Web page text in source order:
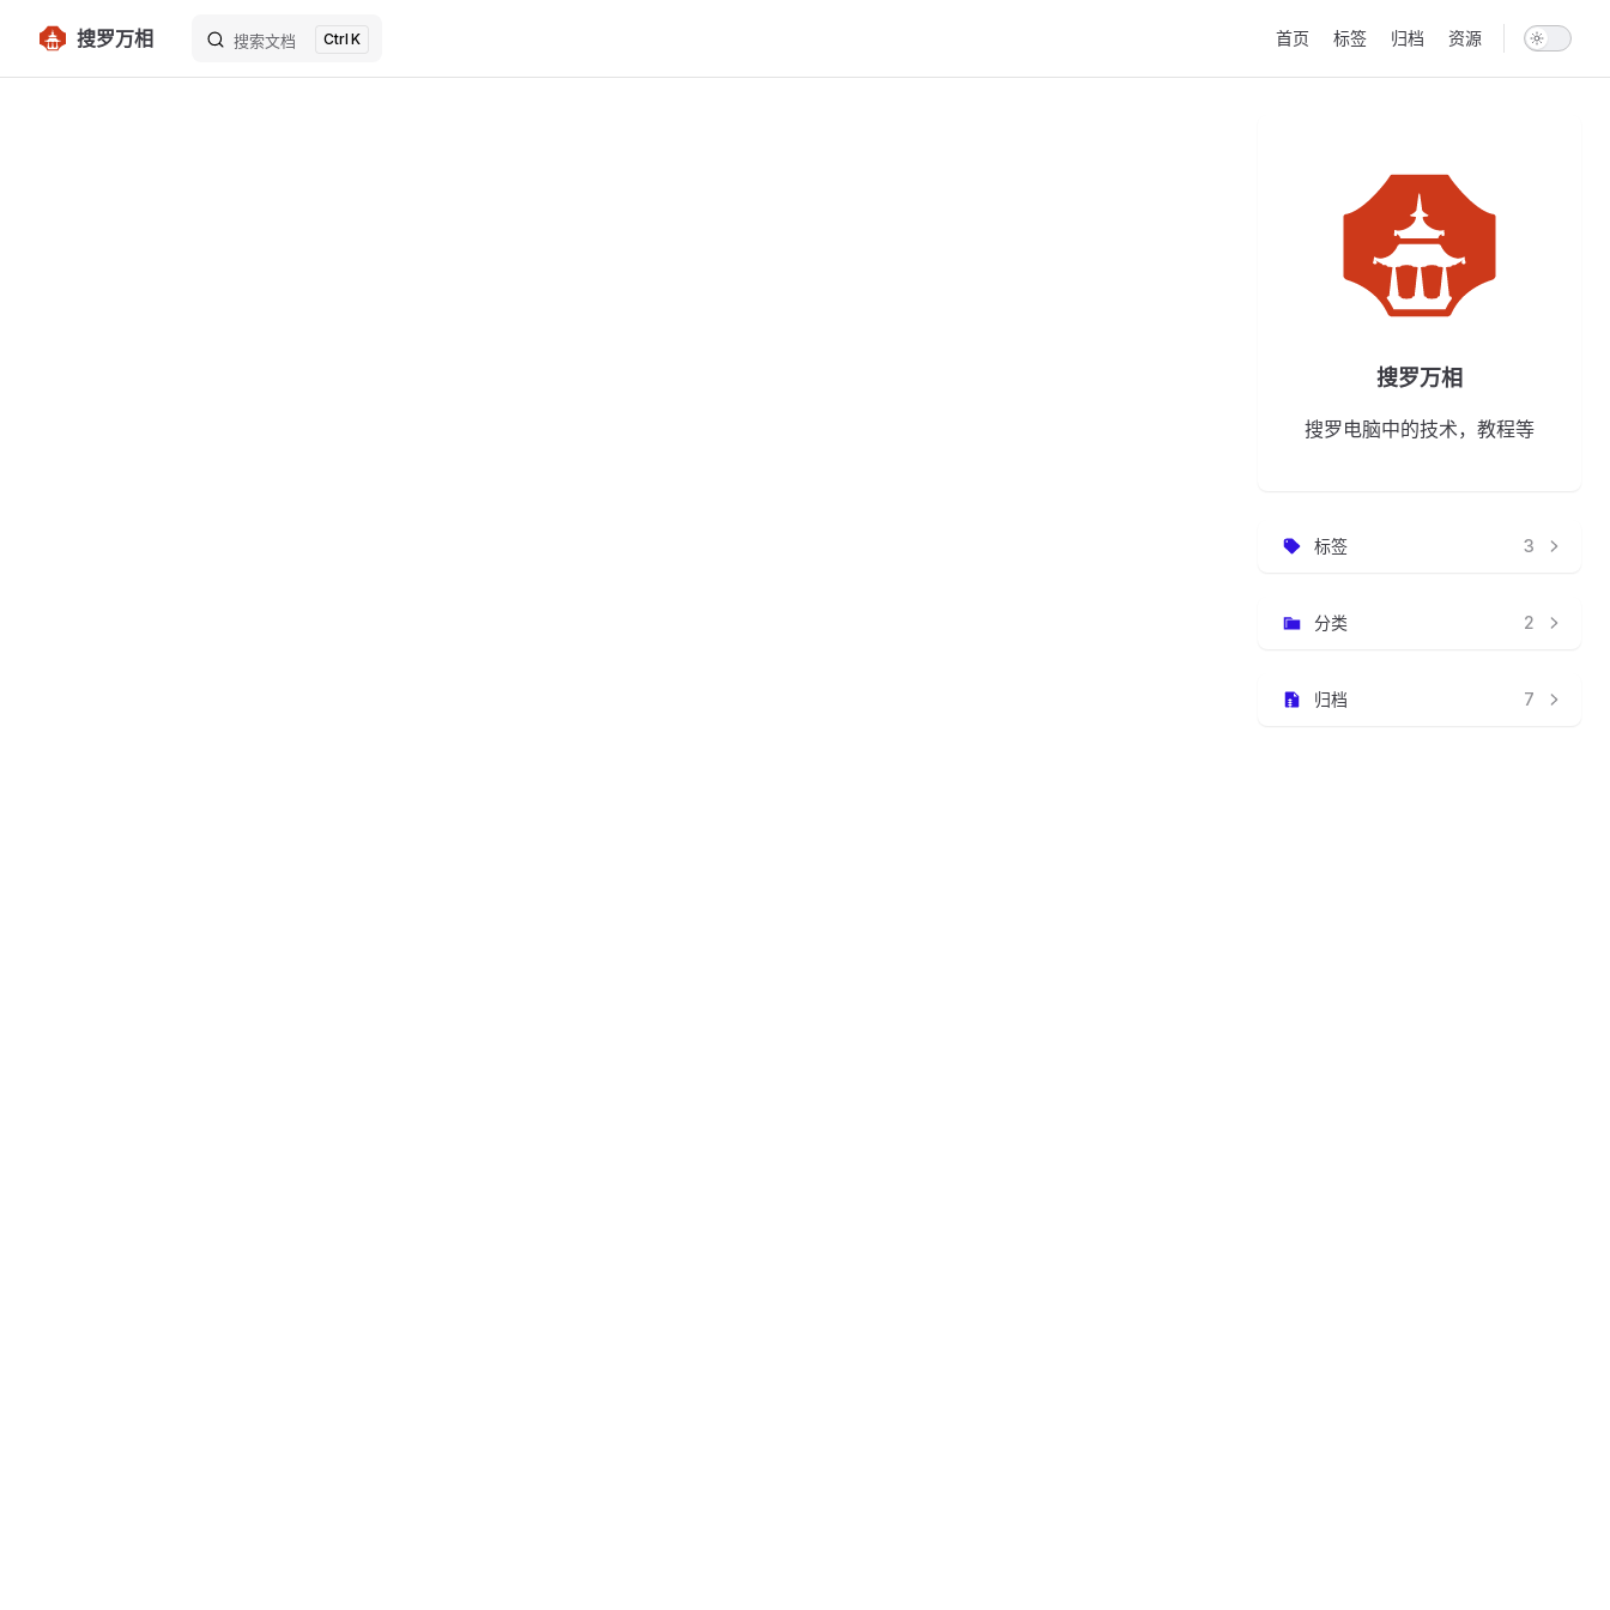
Skip to content
搜罗万相 搜索文档 K 首页 标签 归档 资源
搜罗万相
搜罗电脑中的技术，教程等
标签 3
分类 2
归档 7